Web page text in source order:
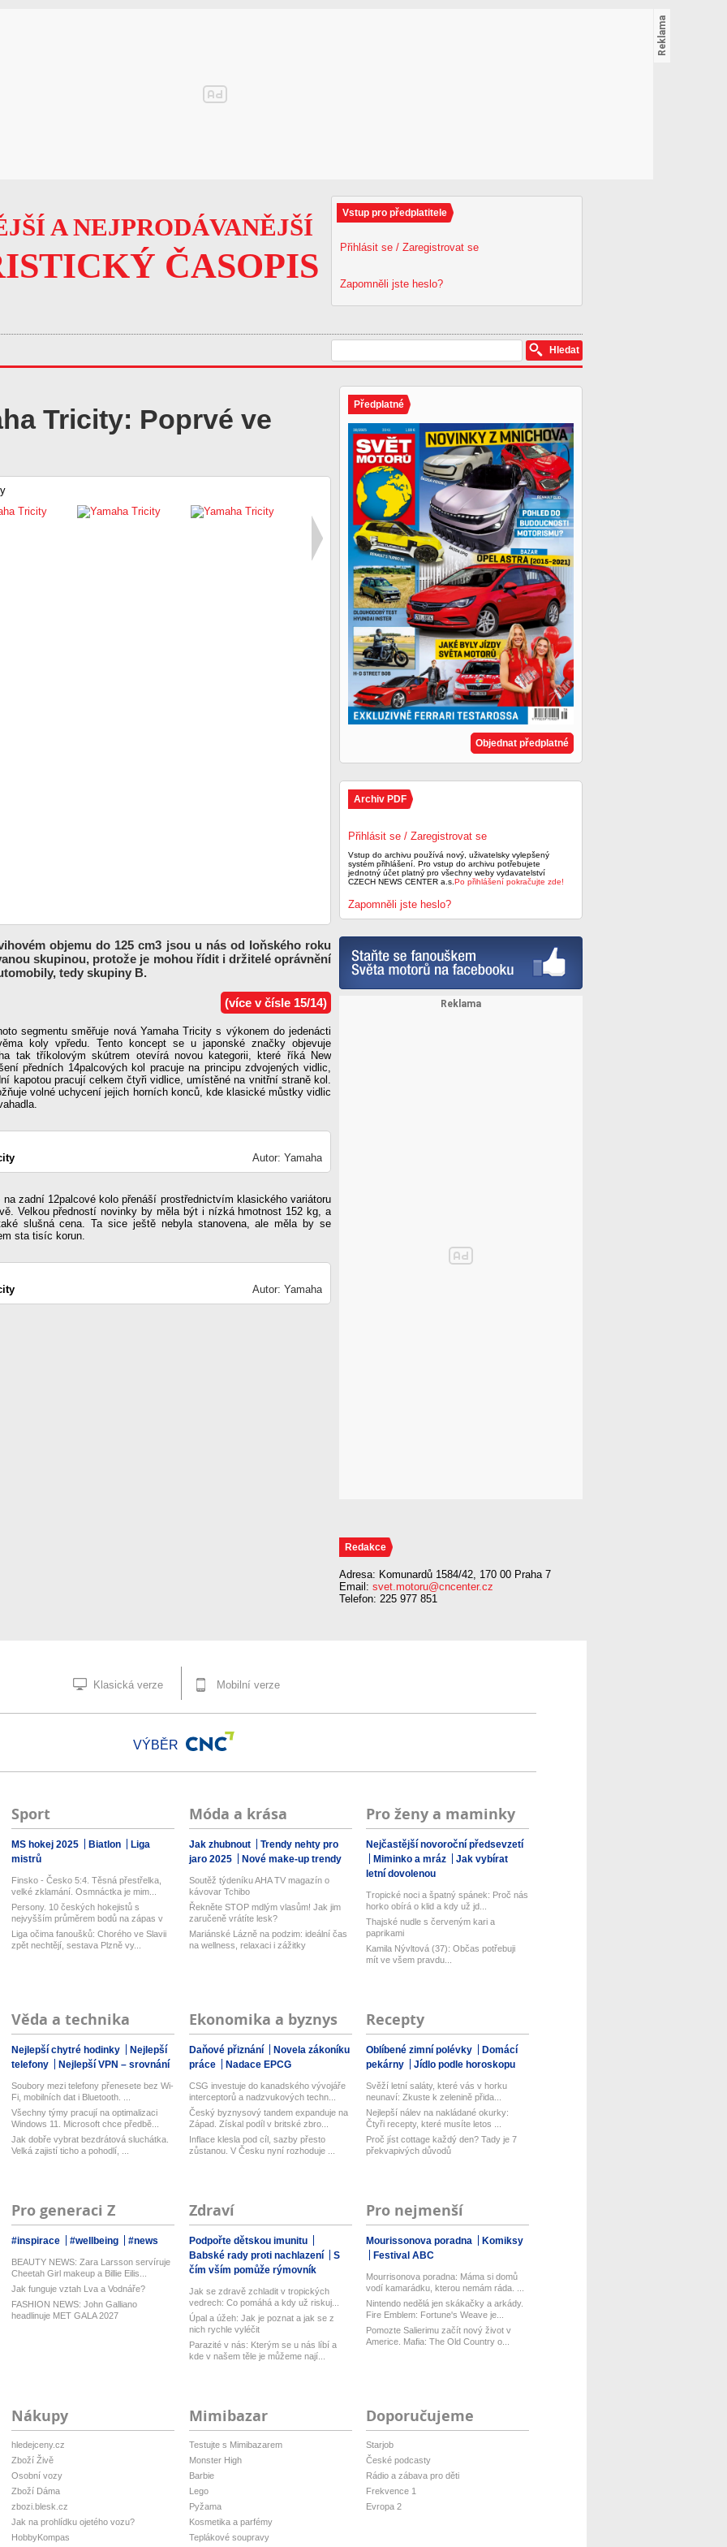
Vstup pro předplatitele
Přihlásit se / Zaregistrovat se
Zapomněli jste heslo?
A NEJPRODÁVANĚJŠÍ
ČASOPIS
Tricity: Poprvé ve
objemu do 125 cm3 jsou u nás od loňského roku
skupinou, protože je mohou řídit i držitelé oprávnění
tedy skupiny B.
(více v čísle 15/14)
segmentu směřuje nová Yamaha Tricity s výkonem do jedenácti
koly vpředu. Tento koncept se u japonské značky objevuje
tak tříkolovým skútrem otevírá novou kategorii, které říká New
předních 14palcových kol pracuje na principu zdvojených vidlic,
kapotou pracují celkem čtyři vidlice, umístěné na vnitřní straně kol.
volné uchycení jejich horních konců, kde klasické můstky vidlic
Autor: Yamaha
zadní 12palcové kolo přenáší prostřednictvím klasického variátoru
Velkou předností novinky by měla být i nízká hmotnost 152 kg, a
slušná cena. Ta sice ještě nebyla stanovena, ale měla by se
sta tisíc korun.
Autor: Yamaha
Předplatné
Objednat předplatné
Archiv PDF
Přihlásit se / Zaregistrovat se
Vstup do archivu používá nový, uživatelsky vylepšený
systém přihlášení. Pro vstup do archivu potřebujete
jednotný účet platný pro všechny weby vydavatelství
CZECH NEWS CENTER a.s. Po přihlášení pokračujte zde!
Zapomněli jste heslo?
Redakce
Adresa: Komunardů 1584/42, 170 00 Praha 7
Email: svet.motoru@cncenter.cz
Telefon: 225 977 851
Klasická verze Mobilní verze
VÝBĚR
Sport
MS hokej 2025 Biatlon
Liga
mistrů
Finsko - Česko 5:4. Těsná přestřelka,
velké zklamání. Osmnáctka je mim...
Persony. 10 českých hokejistů s
nejvyšším průměrem bodů na zápas v
his...
Liga očima fanoušků: Chorého ve Slavii
zpět nechtějí, sestava Plzně vy...
Móda a krása
Jak zhubnout
Trendy nehty pro
jaro 2025
Nové make-up trendy
Soutěž týdeníku AHA TV magazín o
kávovar Tchibo
Řekněte STOP mdlým vlasům! Jak jim
zaručeně vrátíte lesk?
Mariánské Lázně na podzim: ideální čas
na wellness, relaxaci i zážitky
Pro ženy a maminky
Nejčastější novoroční předsevzetí
Miminko a mráz
Jak vybírat
letní dovolenou
Tropické noci a špatný spánek: Proč nás
horko obírá o klid a kdy už jd...
Thajské nudle s červeným kari a
paprikami
Kamila Nývltová (37): Občas potřebuji
mít ve všem pravdu...
Věda a technika
Nejlepší chytré hodinky
Nejlepší
telefony
Nejlepší VPN – srovnání
Soubory mezi telefony přenesete bez Wi-
Fi, mobilních dat i Bluetooth. ...
Všechny týmy pracují na optimalizaci
Windows 11. Microsoft chce předbě...
Jak dobře vybrat bezdrátová sluchátka.
Velká zajistí ticho a pohodlí, ...
Ekonomika a byznys
Daňové přiznání
Novela zákoníku
práce
Nadace EPCG
CSG investuje do kanadského vývojáře
interceptorů a nadzvukových techn...
Český byznysový tandem expanduje na
Západ. Získal podíl v britské zbro...
Inflace klesla pod cíl, sazby přesto
zůstanou. V Česku nyní rozhoduje ...
Recepty
Oblíbené zimní polévky
Domácí
pekárny
Jídlo podle horoskopu
Svěží letní saláty, které vás v horku
neunaví: Zkuste k zelenině přida...
Nejlepší nálev na nakládané okurky:
Čtyři recepty, které musíte letos ...
Proč jíst cottage každý den? Tady je 7
překvapivých důvodů
Pro generaci Z
#inspirace #wellbeing #news
BEAUTY NEWS: Zara Larsson servíruje
Cheetah Girl makeup a Billie Eilis...
Jak funguje vztah Lva a Vodnáře?
FASHION NEWS: John Galliano
headlinuje MET GALA 2027
Zdraví
Podpořte dětskou imunitu
Babské rady proti nachlazení
S
čím vším pomůže rýmovník
Jak se zdravě zchladit v tropických
vedrech: Co pomáhá a kdy už riskuj...
Úpal a úžeh: Jak je poznat a jak se z
nich rychle vyléčit
Parazité v nás: Kterým se u nás líbí a
kde v našem těle je můžeme nají...
Pro nejmenší
Mourissonova poradna
Komiksy
Festival ABC
Mourrisonova poradna: Máma si domů
vodí kamarádku, kterou nemám ráda. ...
Nintendo nedělá jen skákačky a arkády.
Fire Emblem: Fortune's Weave je...
Pomozte Salierimu začít nový život v
Americe. Mafia: The Old Country o...
Nákupy
hledejceny.cz
Zboží Živě
Osobní vozy
Zboží Dáma
zbozi.blesk.cz
Jak na prohlídku ojetého vozu?
HobbyKompas
Mimibazar
Testujte s Mimibazarem
Monster High
Barbie
Lego
Pyžama
Kosmetika a parfémy
Teplákové soupravy
Doporučujeme
Starjob
České podcasty
Rádio a zábava pro děti
Frekvence 1
Evropa 2